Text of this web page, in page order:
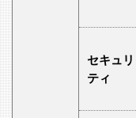
セキュリ
ティ